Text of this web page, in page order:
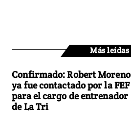
Más leídas
Confirmado: Robert Moreno
ya fue contactado por la FEF
para el cargo de entrenador
de La Tri